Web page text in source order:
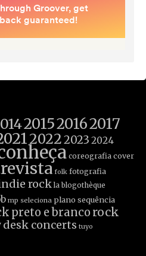
201520162017
20222023 2024
coreografia cover
folk fotografia
rockla blogothèque
mp seleciona plano sequência
preto e branco rock
concerts tuyo